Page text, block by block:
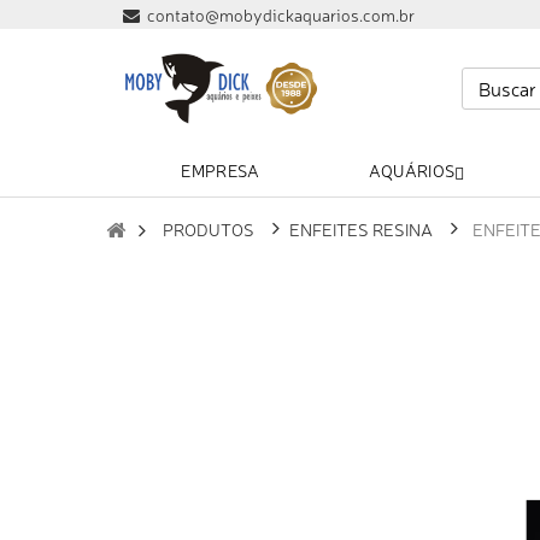
contato@mobydickaquarios.com.br
EMPRESA AQUÁRIOS
PRODUTOS ENFEITES RESINA